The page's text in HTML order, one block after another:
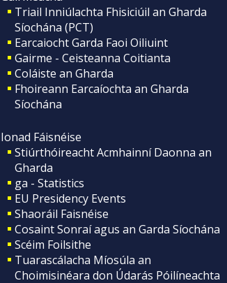
Triail Inniúlachta Fhisiciúil an Gharda
Síochána (PCT)
Earcaiocht Garda Faoi Oiliuint
Gairme - Ceisteanna Coitianta
Coláiste an Gharda
Fhoireann Earcaíochta an Gharda
Síochána
Ionad Fáisnéise
Stiúrthóireacht Acmhainní Daonna an
Gharda
ga - Statistics
EU Presidency Events
Shaoráil Faisnéise
Cosaint Sonraí agus an Garda Síochána
Scéim Foilsithe
Tuarascálacha Míosúla an
Choimisinéara don Údarás Póilíneachta